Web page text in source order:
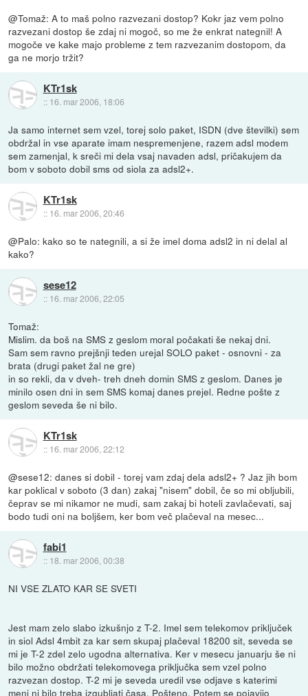
@Tomaž: A to maš polno razvezani dostop? Kokr jaz vem polno
razvezani dostop še zdaj ni mogoč, so me že enkrat nategnil! A
mogoče ve kake majo probleme z tem razvezanim dostopom, da
ga ne morjo tržit?
KTr1sk
:: 16. mar 2006, 18:06
Ja samo internet sem vzel, torej solo paket, ISDN (dve številki) sem
obdržal in vse aparate imam nespremenjene, razem adsl modem
sem zamenjal, k sreči mi dela vsaj navaden adsl, pričakujem da
bom v soboto dobil sms od siola za adsl2+.
KTr1sk
:: 16. mar 2006, 20:46
@Palo: kako so te nategnili, a si že imel doma adsl2 in ni delal al
kako?
sese12
:: 16. mar 2006, 22:05
Tomaž:
Mislim. da boš na SMS z geslom moral počakati še nekaj dni.
Sam sem ravno prejšnji teden urejal SOLO paket - osnovni - za
brata (drugi paket žal ne gre)
in so rekli, da v dveh- treh dneh domin SMS z geslom. Danes je
minilo osen dni in sem SMS komaj danes prejel. Redne pošte z
geslom seveda še ni bilo.
KTr1sk
:: 16. mar 2006, 22:12
@sese12: danes si dobil - torej vam zdaj dela adsl2+ ? Jaz jih bom
kar poklical v soboto (3 dan) zakaj "nisem" dobil, če so mi obljubili,
čeprav se mi nikamor ne mudi, sam zakaj bi hoteli zavlačevati, saj
bodo tudi oni na boljšem, ker bom več plačeval na mesec...
fabi1
:: 18. mar 2006, 00:38
NI VSE ZLATO KAR SE SVETI
Jest mam zelo slabo izkušnjo z T-2. Imel sem telekomov priključek
in siol Adsl 4mbit za kar sem skupaj plačeval 18200 sit, seveda se
mi je T-2 zdel zelo ugodna alternativa. Ker v mesecu januarju še ni
bilo možno obdržati telekomovega priključka sem vzel polno
razvezan dostop. T-2 mi je seveda uredil vse odjave s katerimi
meni ni bilo treba izgubljati časa. Pošteno. Potem se pojavijo